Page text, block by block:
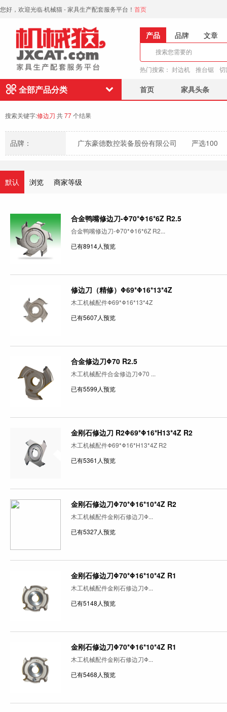
您好，欢迎光临·机械猫 - 家具生产配套服务平台！ 首页
产品 品牌 文章
热门搜索： 封边机 推台锯 切
全部产品分类 首页 家具头条
搜索关键字:修边刀 共77个结果
品牌： 广东豪德数控装备股份有限公司 严选100
默认
浏览 商家等级
合金鸭嘴修边刀-Φ70*Φ16*6Z R2.5
合金鸭嘴修边刀-Φ70*Φ16*6Z R2...
已有8914人预览
修边刀（精修）Φ69*Φ16*13*4Z
木工机械配件Φ69*Φ16*13*4Z
已有5607人预览
合金修边刀Φ70 R2.5
木工机械配件合金修边刀Φ70 ...
已有5599人预览
金刚石修边刀 R2Φ69*Φ16*H13*4Z R2
木工机械配件Φ69*Φ16*H13*4Z R2
已有5361人预览
金刚石修边刀Φ70*Φ16*10*4Z R2
木工机械配件金刚石修边刀Φ...
已有5327人预览
金刚石修边刀Φ70*Φ16*10*4Z R1
木工机械配件金刚石修边刀Φ...
已有5148人预览
金刚石修边刀Φ70*Φ16*10*4Z R1
木工机械配件金刚石修边刀Φ...
已有5468人预览